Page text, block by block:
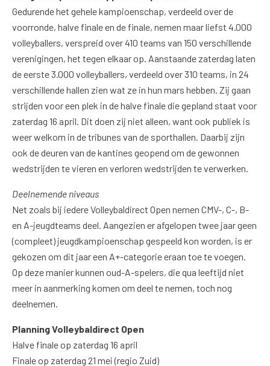
Gedurende het gehele kampioenschap, verdeeld over de
voorronde, halve finale en de finale, nemen maar liefst 4.000
volleyballers, verspreid over 410 teams van 150 verschillende
verenigingen, het tegen elkaar op. Aanstaande zaterdag laten
de eerste 3.000 volleyballers, verdeeld over 310 teams, in 24
verschillende hallen zien wat ze in hun mars hebben. Zij gaan
strijden voor een plek in de halve finale die gepland staat voor
zaterdag 16 april. Dit doen zij niet alleen, want ook publiek is
weer welkom in de tribunes van de sporthallen. Daarbij zijn
ook de deuren van de kantines geopend om de gewonnen
wedstrijden te vieren en verloren wedstrijden te verwerken.
Deelnemende niveaus
Net zoals bij iedere Volleybaldirect Open nemen CMV-, C-, B-
en A-jeugdteams deel. Aangezien er afgelopen twee jaar geen
(compleet) jeugdkampioenschap gespeeld kon worden, is er
gekozen om dit jaar een A+-categorie eraan toe te voegen.
Op deze manier kunnen oud-A-spelers, die qua leeftijd niet
meer in aanmerking komen om deel te nemen, toch nog
deelnemen.
Planning Volleybaldirect Open
Halve finale op zaterdag 16 april
Finale op zaterdag 21 mei (regio Zuid)